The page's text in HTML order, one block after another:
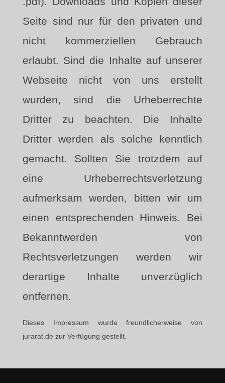
Seite sind nur für den privaten und
nicht kommerziellen Gebrauch
erlaubt. Sind die Inhalte auf unserer
Webseite nicht von uns erstellt
wurden, sind die Urheberrechte
Dritter zu beachten. Die Inhalte
Dritter werden als solche kenntlich
gemacht. Sollten Sie trotzdem auf
eine Urheberrechtsverletzung
aufmerksam werden, bitten wir um
einen entsprechenden Hinweis. Bei
Bekanntwerden von
Rechtsverletzungen werden wir
derartige Inhalte unverzüglich
entfernen.
Dieses Impressum wurde freundlicherweise von
jurarat.de zur Verfügung gestellt.